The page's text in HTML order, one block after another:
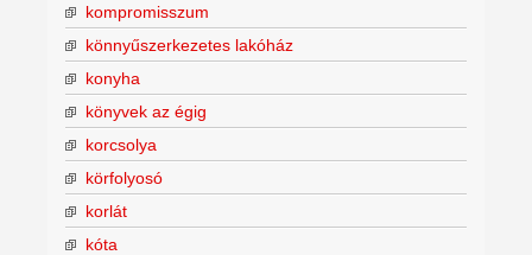
kompromisszum
könnyűszerkezetes lakóház
konyha
könyvek az égig
korcsolya
körfolyosó
korlát
kóta